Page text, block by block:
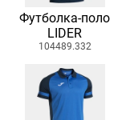
Футболка-поло
LIDER
104489.332